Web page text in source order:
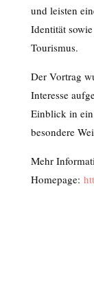
und leisten
Identität
Tourismus.
Der Vortrag
Interesse
Einblick in
besondere
Mehr
Homepage: